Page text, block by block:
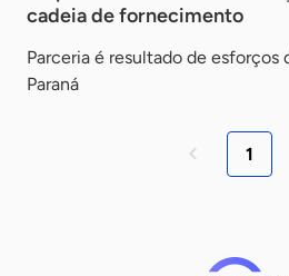
cadeia de fornecimento
Parceria é resultado de esforços
Paraná
1